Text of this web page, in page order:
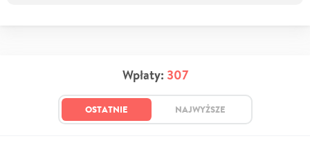
Wpłaty: 307
OSTATNIE NAJWYŻSZE